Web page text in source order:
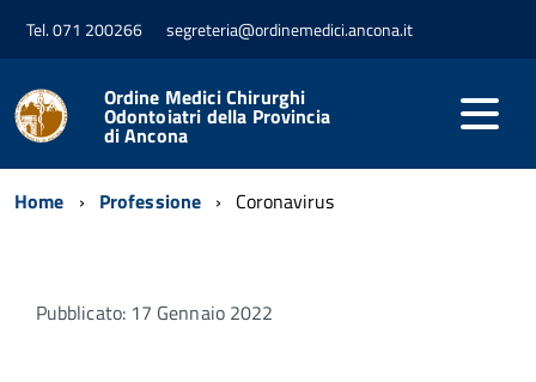
Tel. 071 200266 segreteria@ordinemedici.ancona.it
Ordine Medici Chirurghi
Odontoiatri della Provincia
di Ancona
Home Professione Coronavirus
Pubblicato: 17 Gennaio 2022